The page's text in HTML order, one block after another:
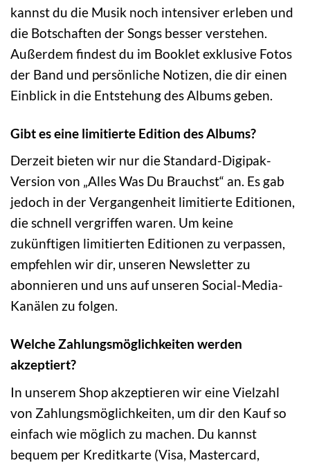
kannst du die Musik noch intensiver erleben und
die Botschaften der Songs besser verstehen.
Außerdem findest du im Booklet exklusive Fotos
der Band und persönliche Notizen, die dir einen
Einblick in die Entstehung des Albums geben.
Gibt es eine limitierte Edition des Albums?
Derzeit bieten wir nur die Standard-Digipak-
Version von „Alles Was Du Brauchst“ an. Es gab
jedoch in der Vergangenheit limitierte Editionen,
die schnell vergriffen waren. Um keine
zukünftigen limitierten Editionen zu verpassen,
empfehlen wir dir, unseren Newsletter zu
abonnieren und uns auf unseren Social-Media-
Kanälen zu folgen.
Welche Zahlungsmöglichkeiten werden
akzeptiert?
In unserem Shop akzeptieren wir eine Vielzahl
von Zahlungsmöglichkeiten, um dir den Kauf so
einfach wie möglich zu machen. Du kannst
bequem per Kreditkarte (Visa, Mastercard,